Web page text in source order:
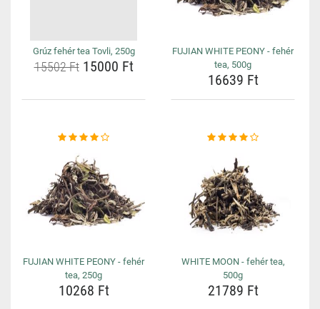
Grúz fehér tea Tovli, 250g
15502 Ft15000 Ft
FUJIAN WHITE PEONY - fehér
tea, 500g
16639 Ft
FUJIAN WHITE PEONY - fehér
tea, 250g
10268 Ft
WHITE MOON - fehér tea,
500g
21789 Ft